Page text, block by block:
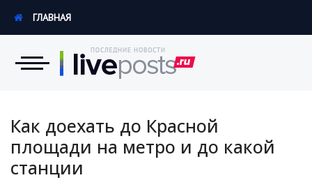
Экономика
ГЛАВНАЯ
Как доехать до Красной
площади на метро и до какой
станции